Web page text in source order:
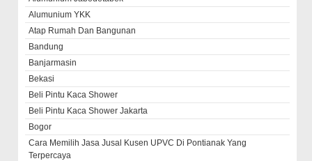
Alumunium YKK
Atap Rumah Dan Bangunan
Bandung
Banjarmasin
Bekasi
Beli Pintu Kaca Shower
Beli Pintu Kaca Shower Jakarta
Bogor
Cara Memilih Jasa Jusal Kusen UPVC Di Pontianak Yang
Terpercaya